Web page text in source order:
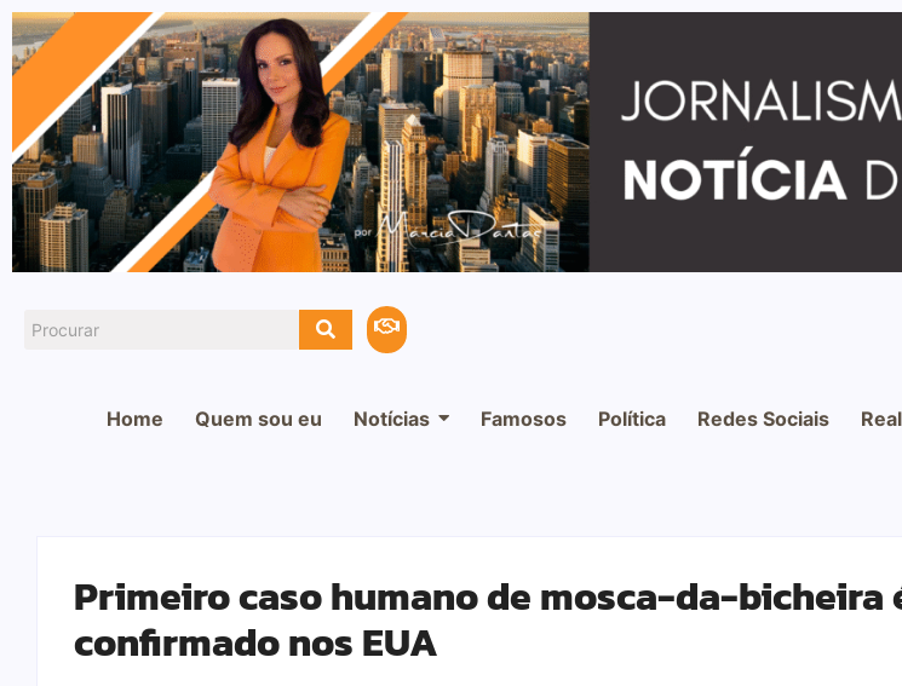
Home Quem sou eu Notícias Famosos Política Redes Sociais
Primeiro caso humano de mosca-da-bicheira
confirmado nos EUA